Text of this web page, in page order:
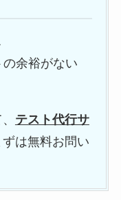
余裕がない
テスト代行サ
は無料お問い